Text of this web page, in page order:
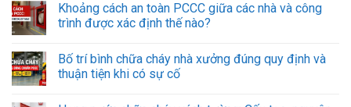
Khoảng cách an toàn PCCC giữa các nhà và công
trình được xác định thế nào?
Bố trí bình chữa cháy nhà xưởng đúng quy định và
thuận tiện khi có sự cố